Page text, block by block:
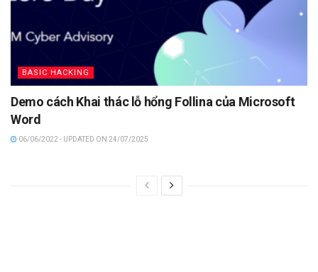
BASIC HACKING
Demo cách Khai thác lỗ hổng Follina của Microsoft
Word
06/06/2022 - UPDATED ON 24/07/2025